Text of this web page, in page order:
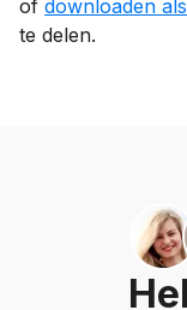
of downloaden
te delen.